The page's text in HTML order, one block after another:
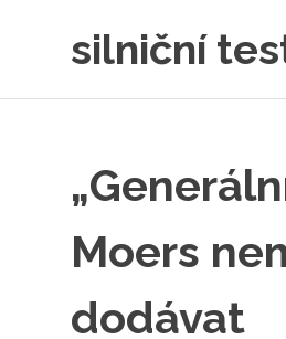
silniční
Moers
dodávat